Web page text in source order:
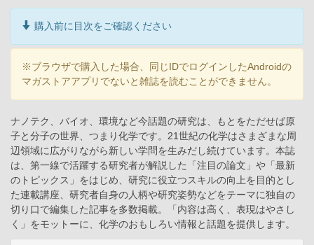
購入前に目次をご確認ください
※ブラウザで購入した場合、同じIDでログインしたAndroidの
マガストアアプリでないと雑誌を読むことができません。
ナノテク、バイオ、環境など今話題の研究は、もとをただせば原
子と分子の世界、つまり化学です。21世紀の化学はさまざまな周
辺領域に広がりながら新しい学問を生みだし続けています。本誌
は、第一線で活躍する研究者が解説した「注目の論文」や「最新
のトピックス」をはじめ、研究に役立つスキルの向上を目的とし
た連載講座、研究者自身の人柄や研究姿勢などをテーマに独自の
切り口で編集した記事を多数掲載。「内容は高く、表現はやさし
く」をモットーに、化学のおもしろい情報と話題を提供します。